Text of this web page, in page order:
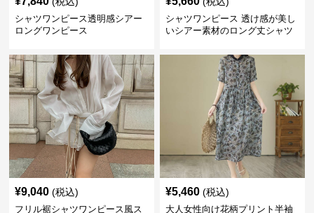
シャツワンピース透明感シアー
ロングワンピース
シャツワンピース 透け感が美し
いシアー素材のロング丈シャツ
¥9,040 (税込)
フリル裾シャツワンピース風ス
¥5,460 (税込)
大人女性向け花柄プリント半袖